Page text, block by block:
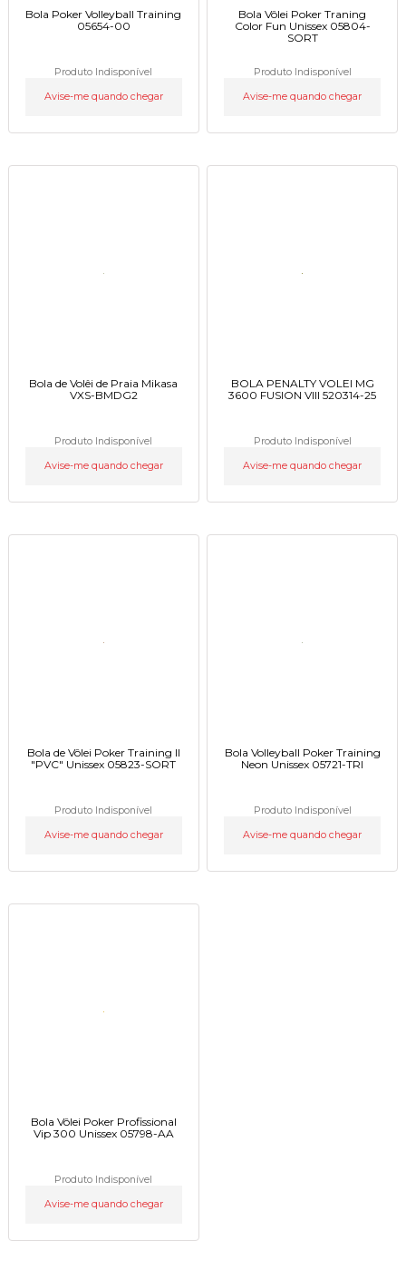
Bola Poker Volleyball Training
05654-00
Produto Indisponível
Avise-me quando chegar
Bola Vôlei Poker Traning
Color Fun Unissex 05804-
SORT
Produto Indisponível
Avise-me quando chegar
Bola de Volêi de Praia Mikasa
VXS-BMDG2
Produto Indisponível
Avise-me quando chegar
BOLA PENALTY VOLEI MG
3600 FUSION VIII 520314-25
Produto Indisponível
Avise-me quando chegar
Bola de Vôlei Poker Training II
"PVC" Unissex 05823-SORT
Produto Indisponível
Avise-me quando chegar
Bola Volleyball Poker Training
Neon Unissex 05721-TRI
Produto Indisponível
Avise-me quando chegar
Bola Vôlei Poker Profissional
Vip 300 Unissex 05798-AA
Produto Indisponível
Avise-me quando chegar